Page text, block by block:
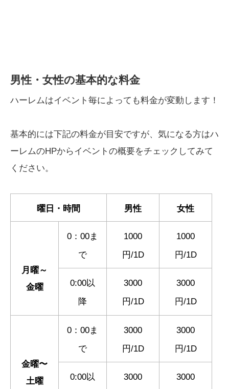
男性・女性の基本的な料金
ハーレムはイベント毎によっても料金が変動します！
基本的には下記の料金が目安ですが、気になる方はハ
ーレムのHPからイベントの概要をチェックしてみて
ください。
曜日・時間 男性 女性
月曜～
金曜
0：00ま
で
1000
円/1D
1000
円/1D
0:00以
降
3000
円/1D
3000
円/1D
金曜〜
土曜
0：00ま
で
3000
円/1D
3000
円/1D
0:00以 3000 3000